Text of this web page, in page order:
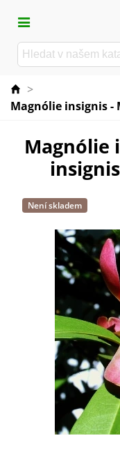
>
Magnólie insignis -
Magnólie
Není skladem